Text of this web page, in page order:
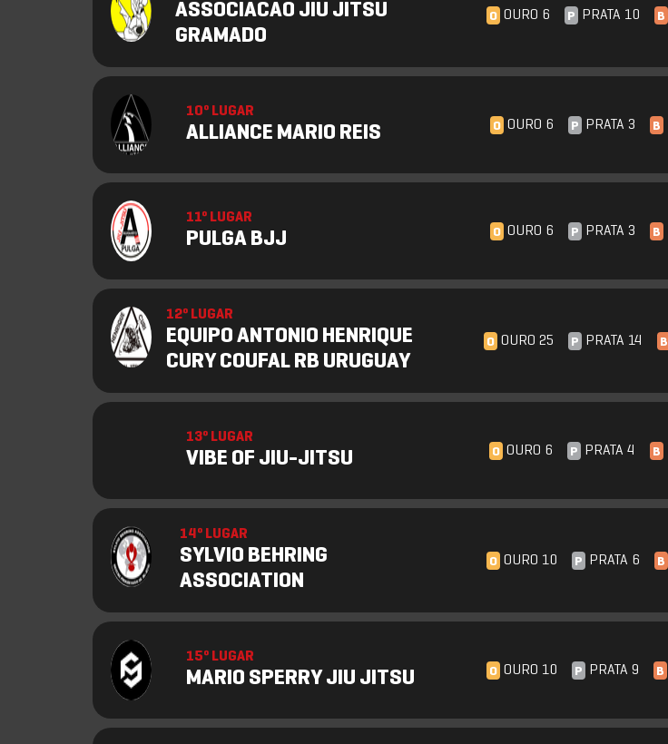
ASSOCIACAO JIU JITSU
GRAMADO
O OURO 6 P PRATA 10 B
10º LUGAR
ALLIANCE MARIO REIS O OURO 6 P PRATA 3 B
11º LUGAR
PULGA BJJ O OURO 6 P PRATA 3 B
12º LUGAR
EQUIPO ANTONIO HENRIQUE
CURY COUFAL RB URUGUAY
O OURO 25 P PRATA 14 B
13º LUGAR
VIBE OF JIU-JITSU O OURO 6 P PRATA 4 B
14º LUGAR
SYLVIO BEHRING
ASSOCIATION
O OURO 10 P PRATA 6 B
15º LUGAR
MARIO SPERRY JIU JITSU O OURO 10 P PRATA 9 B